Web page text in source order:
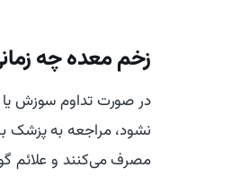
زخم معده چه
در صورت تداوم سوزش یا
مصرف می‌کنند و علائم